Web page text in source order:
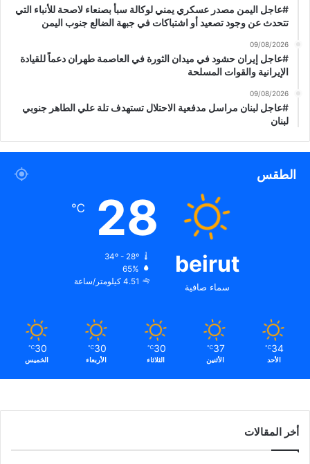
#عاجل اليمن مصدر عسكري يمني لوكالة سبأ بصنعاء لاصحة للأنباء التي
تتحدث عن وجود تصعيد أو اشتباكات في جبهة الضالع جنوب اليمن
09/08/2026
#عاجل إيران حشود في ميدان الثورة في العاصمة طهران دعماً للقيادة
الإيرانية والقوات المسلحة
09/08/2026
#عاجل لبنان مراسل مدفعية الاحتلال تستهدف تلة علي الطاهر جنوبي
لبنان
الطقس
beirut
سماء صافية
28
℃
34º - 28º
65%
4.51 كيلومتر/ساعة
34
℃
الأحد
37
℃
الأثنين
30
℃
الثلاثاء
30
℃
الأربعاء
30
℃
الخميس
أخر المقالات